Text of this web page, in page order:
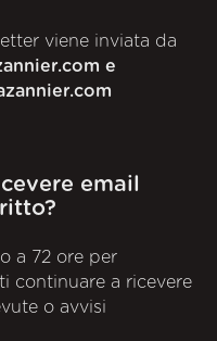
viene inviata da
e
email
a 72 ore per
continuare a ricevere
o avvisi